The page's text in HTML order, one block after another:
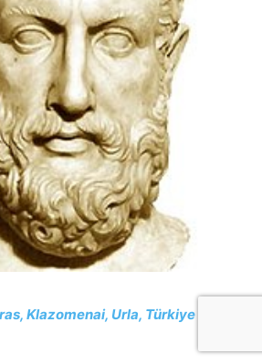
Klazomenai, Urla, Türkiye